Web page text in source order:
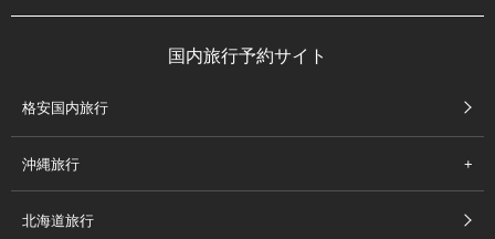
国内旅行予約サイト
格安国内旅行
沖縄旅行
北海道旅行